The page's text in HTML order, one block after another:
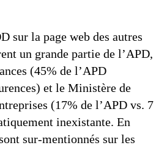
sur la page web des autres
un grande partie de l’APD,
(45% de l’APD
et le Ministère de
(17% de l’APD vs. 7
inexistante. En
sur-mentionnés sur les